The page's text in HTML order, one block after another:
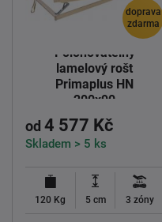
doprava
zdarma
Polohovatelný
lamelový rošt
Primaplus HN
200x90
od 4 577 Kč
Skladem > 5 ks
120 Kg 5 cm 3 zóny